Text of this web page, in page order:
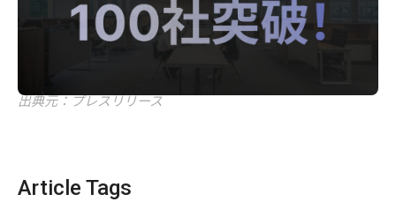
出典元：プレスリリース
Article Tags